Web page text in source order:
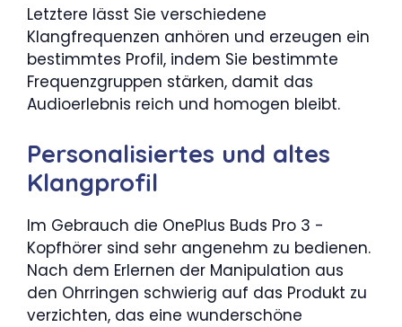
Letztere lässt Sie verschiedene
Klangfrequenzen anhören und erzeugen ein
bestimmtes Profil, indem Sie bestimmte
Frequenzgruppen stärken, damit das
Audioerlebnis reich und homogen bleibt.
Personalisiertes und altes
Klangprofil
Im Gebrauch die OnePlus Buds Pro 3 -
Kopfhörer sind sehr angenehm zu bedienen.
Nach dem Erlernen der Manipulation aus
den Ohrringen schwierig auf das Produkt zu
verzichten, das eine wunderschöne